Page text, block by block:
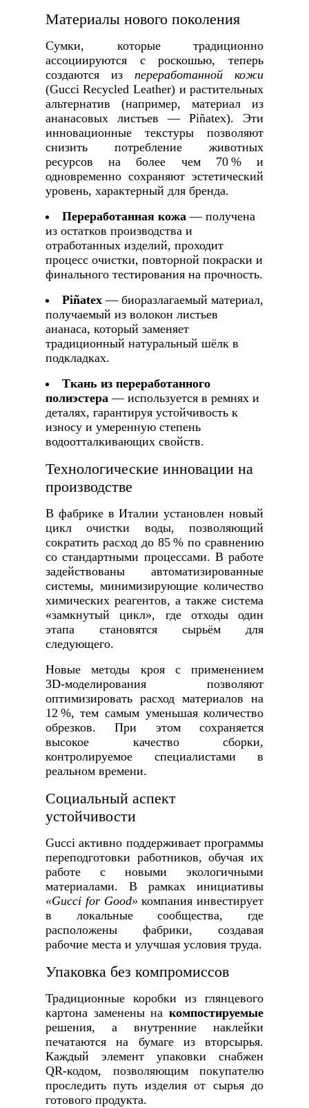
Материалы нового поколения
Сумки, которые традиционно
ассоциируются с роскошью, теперь
создаются изпереработанной кожи
(Gucci Recycled Leather) и растительных
альтернатив (например, материал из
ананасовых листьев — Piñatex). Эти
инновационные текстуры позволяют
снизить потребление животных
ресурсов на более чем 70 % и
одновременно сохраняют эстетический
уровень, характерный для бренда.
Переработанная кожа— получена
из остатков производства и
отработанных изделий, проходит
процесс очистки, повторной покраски и
финального тестирования на прочность.
Piñatex— биоразлагаемый материал,
получаемый из волокон листьев
ананаса, который заменяет
традиционный натуральный шёлк в
подкладках.
Ткань из переработанного
полиэстера— используется в ремнях и
деталях, гарантируя устойчивость к
износу и умеренную степень
водоотталкивающих свойств.
Технологические инновации на
производстве
В фабрике в Италии установлен новый
цикл очистки воды, позволяющий
сократить расход до 85 % по сравнению
со стандартными процессами. В работе
задействованы автоматизированные
системы, минимизирующие количество
химических реагентов, а также система
«замкнутый цикл», где отходы один
этапа становятся сырьём для
следующего.
Новые методы кроя с применением
3D‑моделирования позволяют
оптимизировать расход материалов на
12 %, тем самым уменьшая количество
обрезков. При этом сохраняется
высокое качество сборки,
контролируемое специалистами в
реальном времени.
Социальный аспект
устойчивости
Gucci активно поддерживает программы
переподготовки работников, обучая их
работе с новыми экологичными
материалами. В рамках инициативы
«Gucci for Good» компания инвестирует
в локальные сообщества, где
расположены фабрики, создавая
рабочие места и улучшая условия труда.
Упаковка без компромиссов
Традиционные коробки из глянцевого
картона заменены накомпостируемые
решения, а внутренние наклейки
печатаются на бумаге из вторсырья.
Каждый элемент упаковки снабжен
QR‑кодом, позволяющим покупателю
проследить путь изделия от сырья до
готового продукта.